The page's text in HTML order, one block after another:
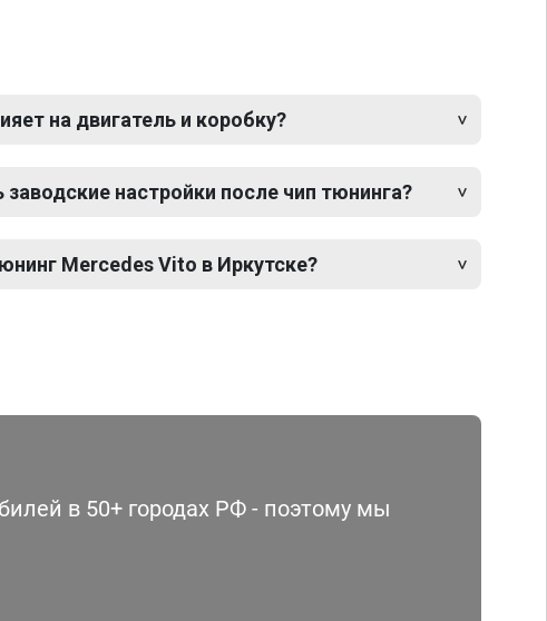
на двигатель и коробку?
настройки после чип тюнинга?
Mercedes Vito в Иркутске?
в 50+ городах РФ - поэтому мы